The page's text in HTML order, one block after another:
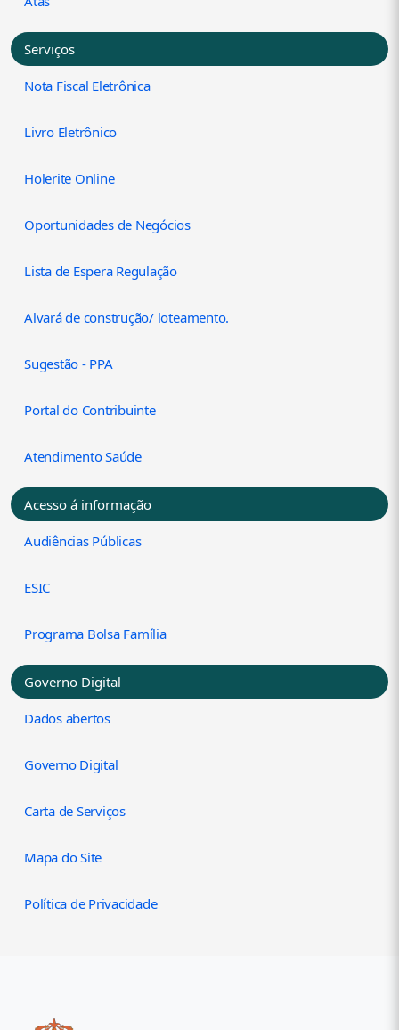
Serviços
Nota Fiscal Eletrônica
Livro Eletrônico
Holerite Online
Oportunidades de Negócios
Lista de Espera Regulação
Alvará de construção/ loteamento.
Sugestão - PPA
Portal do Contribuinte
Atendimento Saúde
Acesso á informação
Audiências Públicas
ESIC
Programa Bolsa Família
Governo Digital
Dados abertos
Governo Digital
Carta de Serviços
Mapa do Site
Política de Privacidade